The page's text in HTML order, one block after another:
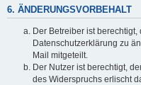
6. ÄNDERUNGSVORBEHALT
Der Betreiber ist
Datenschutzerklärung zu
Mail mitgeteilt.
Der Nutzer ist berechtigt,
des Widerspruchs erlischt